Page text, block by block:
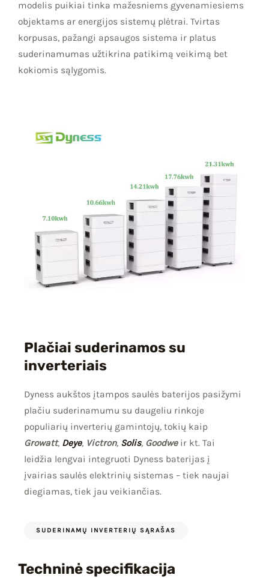
modelis puikiai tinka mažesniems gyvenamiesiems
objektams ar energijos sistemų plėtrai. Tvirtas
korpusas, pažangi apsaugos sistema ir platus
suderinamumas užtikrina patikimą veikimą bet
kokiomis sąlygomis.
Plačiai suderinamos su
inverteriais
Dyness aukštos įtampos saulės baterijos pasižymi
plačiu suderinamumu su daugeliu rinkoje
populiarių inverterių gamintojų, tokių kaip
Growatt, Deye, Victron, Solis, Goodweir kt. Tai
leidžia lengvai integruoti Dyness baterijas į
įvairias saulės elektrinių sistemas – tiek naujai
diegiamas, tiek jau veikiančias.
SUDERINAMŲ INVERTERIŲ SĄRAŠAS
Techninė specifikacija